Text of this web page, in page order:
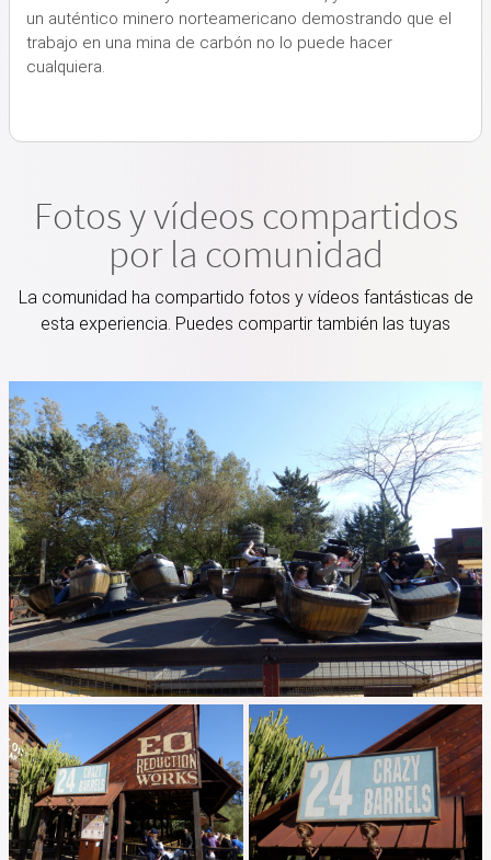
un auténtico minero norteamericano demostrando que el
trabajo en una mina de carbón no lo puede hacer
cualquiera.
Fotos y vídeos compartidos
por la comunidad
La comunidad ha compartido fotos y vídeos fantásticas de
esta experiencia. Puedes compartir también las tuyas